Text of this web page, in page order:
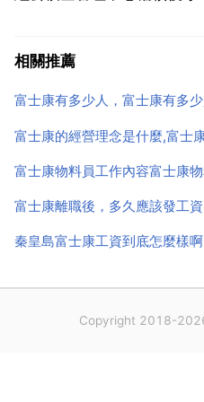
或辦事處稽核蓋章。2 持經
相關推薦
富士康有多少人，富士康有多少
富士康的經營理念是什麼,富士
富士康物料員工作內容富士康
秦皇島富士康工資到底怎麼樣
Copyright 2018-